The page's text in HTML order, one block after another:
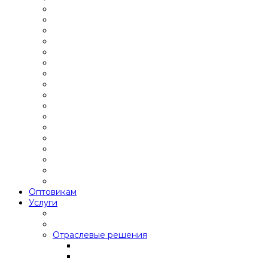
Оптовикам
Услуги
Отраслевые решения